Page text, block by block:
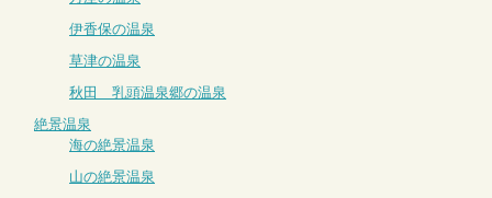
伊香保の温泉
草津の温泉
秋田 乳頭温泉郷の温泉
絶景温泉
海の絶景温泉
山の絶景温泉